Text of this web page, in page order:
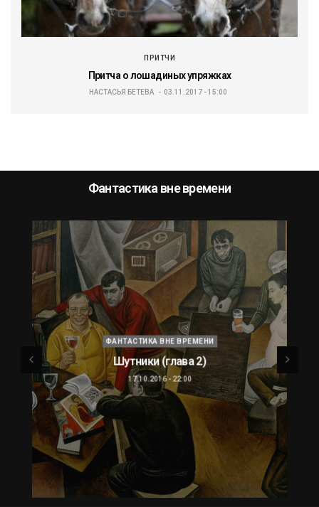
ПРИТЧИ
Притча о лошадиных упряжках
НАСТАСЬЯ БЕТЕВА 03.11.2017 - 15:00
Фантастика вне времени
ФАНТАСТИКА ВНЕ ВРЕМЕНИ
Шутники (глава 2)
17.10.2016 - 22:00